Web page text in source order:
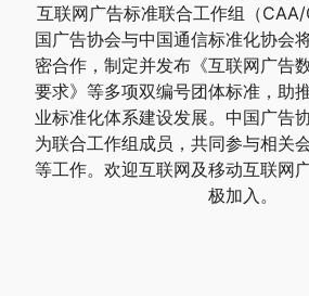
互联网广告标准联合工作组（
国广告协会与中国通信标准化协会
密合作，制定并发布《互联网广告
要求》等多项双编号团体标准，助
业标准化体系建设发展。中国广告
为联合工作组成员，共同参与相关
等工作。欢迎互联网及移动互联网
极加入。